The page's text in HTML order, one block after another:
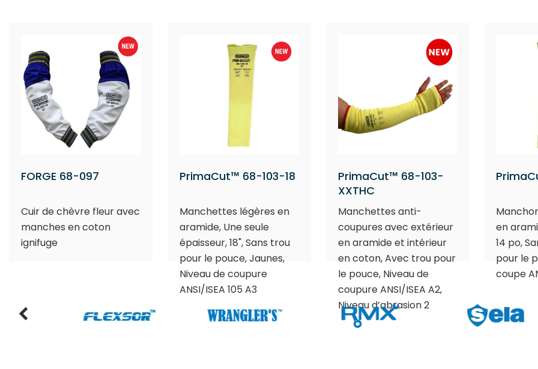
FORGE 68-097
Cuir de chèvre fleur avec
manches en coton
ignifuge
PrimaCut™ 68-103-18
Manchettes légères en
aramide, Une seule
épaisseur, 18", Sans trou
pour le pouce, Jaunes,
Niveau de coupure
ANSI/ISEA 105 A3
PrimaCut™ 68-103-
XXTHC
Manchettes anti-
coupures avec extérieur
en aramide et intérieur
en coton, Avec trou pour
le pouce, Niveau de
coupure ANSI/ISEA A2,
Niveau d’abrasion 2
en
14 po,
pour le
coupe